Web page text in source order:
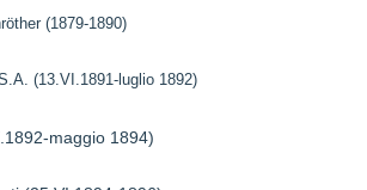
(1879-1890)
(13.VI.1891-luglio 1892)
maggio 1894)